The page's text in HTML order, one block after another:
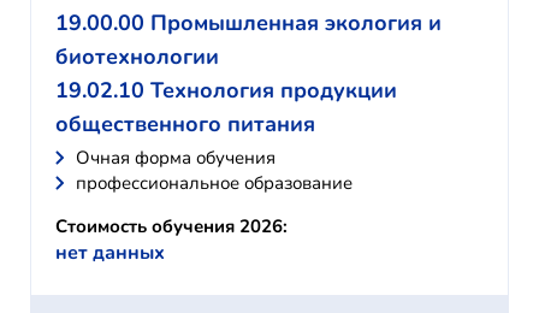
19.00.00 Промышленная экология и
биотехнологии
19.02.10 Технология продукции
общественного питания
Очная форма обучения
профессиональное образование
Стоимость обучения 2026:
нет данных